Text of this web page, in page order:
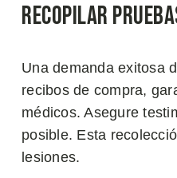
Recopilar
Una demanda exitosa
recibos de compra,
médicos. Asegure
posible. Esta
lesiones.